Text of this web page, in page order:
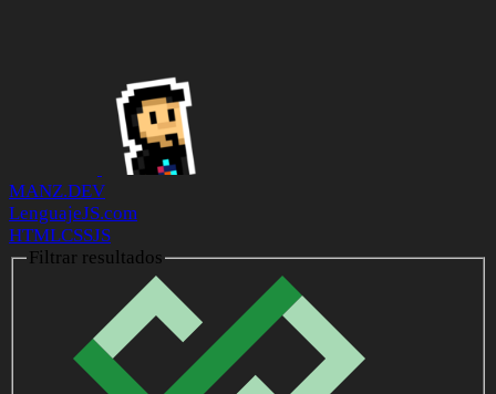
MANZ.DEV
LenguajeJS.com
HTMLCSSJS
Filtrar resultados